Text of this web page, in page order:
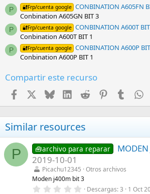
s
)
P 🔐Frp/cuenta google CONBINATION A605FN
Conbination A605GN BIT 3
P 🔐Frp/cuenta google CONBINATION A600T
Conbination A600T BIT 1
P 🔐Frp/cuenta google CONBINATION A600P
Conbination A600P BIT 1
Compartir este recurso
Facebook BlueskyLinkedInReddit PinterestTumblr
Similar resources
P 🧰archivo para reparar
2019-10-01
Picachu12345
Otros archivos
Moden j400m bit 3
0 Descargas 3 1 Oct